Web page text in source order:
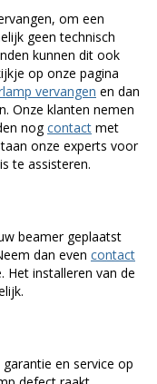
om een
geen technisch
kunnen dit ook
op onze pagina
vervangen en dan
Onze klanten nemen
nogcontact met
onze experts voor
te assisteren.
beamer geplaatst
dan even contact
Het installeren van de
en service op